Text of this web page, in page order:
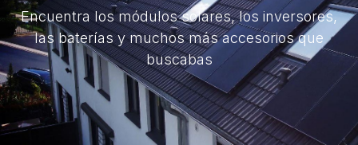
Encuentra los módulos solares, los inversores,
las baterías y muchos más accesorios que
buscabas